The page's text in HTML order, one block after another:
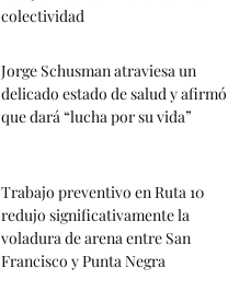
colectividad
Jorge Schusman atraviesa un
delicado estado de salud y afirmó
que dará “lucha por su vida”
Trabajo preventivo en Ruta 10
redujo significativamente la
voladura de arena entre San
Francisco y Punta Negra